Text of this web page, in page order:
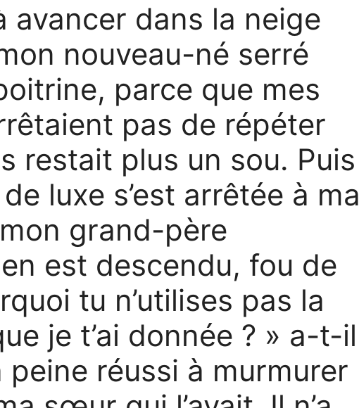
avancer dans la neige
nouveau-né serré
parce que mes
pas de répéter
restait plus un sou. Puis
luxe s’est arrêtée à ma
grand-père
est descendu, fou de
tu n’utilises pas la
je t’ai donnée ? » a-t-il
peine réussi à murmurer